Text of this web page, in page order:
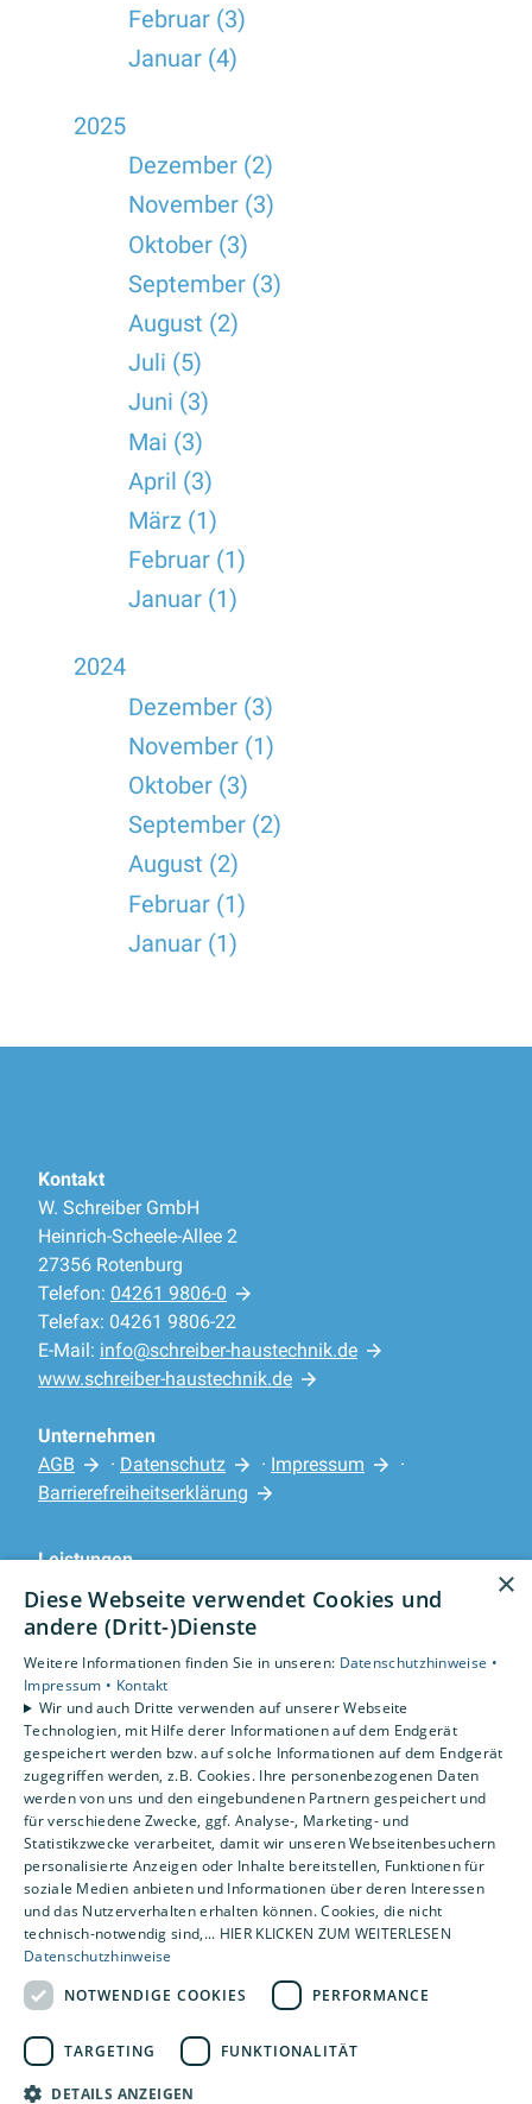
Februar (3)
Januar (4)
2025
Dezember (2)
November (3)
Oktober (3)
September (3)
August (2)
Juli (5)
Juni (3)
Mai (3)
April (3)
März (1)
Februar (1)
Januar (1)
2024
Dezember (3)
November (1)
Oktober (3)
September (2)
August (2)
Februar (1)
Januar (1)
Kontakt
W. Schreiber GmbH
Heinrich-Scheele-Allee 2
27356 Rotenburg
Telefon: 04261 9806-0
Telefax: 04261 9806-22
E-Mail: info@schreiber-haustechnik.de
www.schreiber-haustechnik.de
Unternehmen
AGB
· Datenschutz · Impressum
·
Barrierefreiheitserklärung
Leistungen
Privatkunden
Karriere
Unternehmen
Standorte
Rotenburg
×
Diese Webseite verwendet Cookies und
andere (Dritt-)Dienste
Weitere Informationen finden Sie in unseren: Datenschutzhinweise •
Impressum • Kontakt
Wir und auch Dritte verwenden auf unserer Webseite
Technologien, mit Hilfe derer Informationen auf dem Endgerät
gespeichert werden bzw. auf solche Informationen auf dem Endgerät
zugegriffen werden, z.B. Cookies. Ihre personenbezogenen Daten
werden von uns und den eingebundenen Partnern gespeichert und
für verschiedene Zwecke, ggf. Analyse-, Marketing- und
Statistikzwecke verarbeitet, damit wir unseren Webseitenbesuchern
personalisierte Anzeigen oder Inhalte bereitstellen, Funktionen für
soziale Medien anbieten und Informationen über deren Interessen
und das Nutzerverhalten erhalten können. Cookies, die nicht
technisch-notwendig sind,... HIER KLICKEN ZUM WEITERLESEN
Datenschutzhinweise
NOTWENDIGE COOKIES
PERFORMANCE
TARGETING FUNKTIONALITÄT
DETAILS ANZEIGEN